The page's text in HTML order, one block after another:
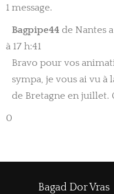
1 message.
Bagpipe44 de Nantes
à 17 h:41
Bravo pour vos
sympa, je vous ai vu à
de Bretagne en
0
Bagad Dor Vras